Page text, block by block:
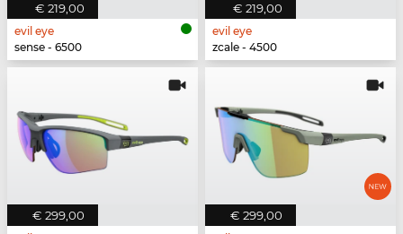
€ 219,00
evil eye
sense - 6500
€ 219,00
evil eye
zcale - 4500
€ 299,00 € 299,00